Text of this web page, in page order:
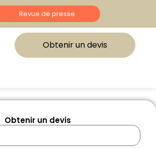
Revue de presse
Obtenir un devis
Obtenir un devis